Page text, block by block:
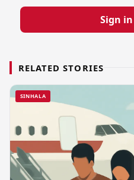
Sign
RELATED STORIES
SINHALA